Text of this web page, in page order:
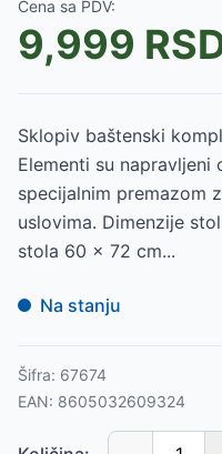
Cena sa PDV:
9,999
Sklopiv baštenski
Elementi su
specijalnim premazom
uslovima. Dimenzije
stola 60 x 72 cm...
Na stanju
Šifra: 67674
EAN: 8605032609324